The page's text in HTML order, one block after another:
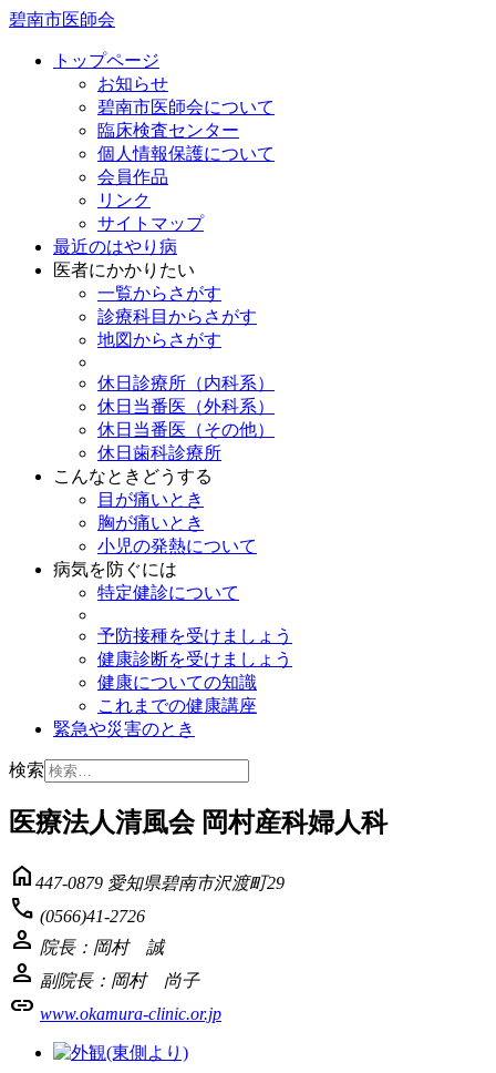
碧南市医師会
トップページ
お知らせ
碧南市医師会について
臨床検査センター
個人情報保護について
会員作品
リンク
サイトマップ
最近のはやり病
医者にかかりたい
一覧からさがす
診療科目からさがす
地図からさがす
休日診療所（内科系）
休日当番医（外科系）
休日当番医（その他）
休日歯科診療所
こんなときどうする
目が痛いとき
胸が痛いとき
小児の発熱について
病気を防ぐには
特定健診について
予防接種を受けましょう
健康診断を受けましょう
健康についての知識
これまでの健康講座
緊急や災害のとき
検索
医療法人清風会 岡村産科婦人科
home 447-0879 愛知県碧南市沢渡町29
phone (0566)41-2726
person 院長：岡村 誠
person 副院長：岡村 尚子
link www.okamura-clinic.or.jp